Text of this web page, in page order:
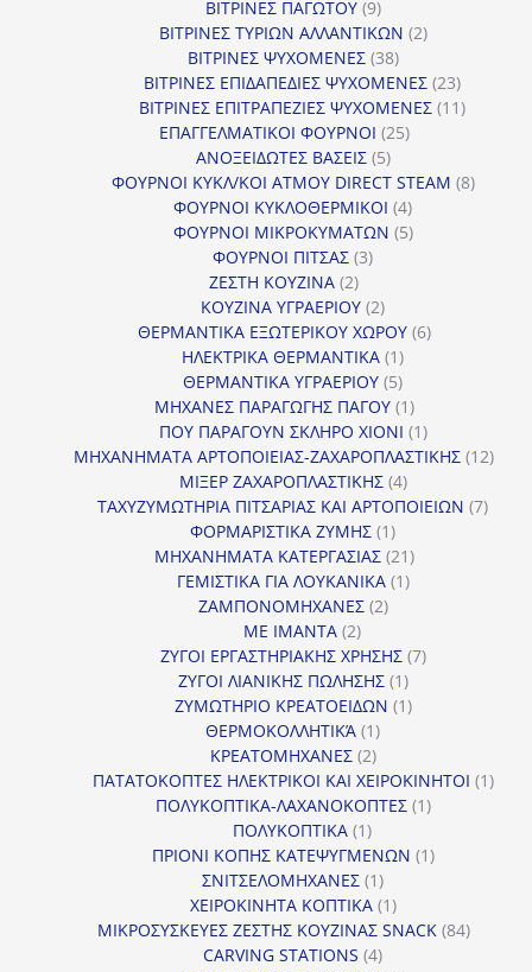
ΒΙΤΡΙΝΕΣ ΠΑΓΩΤΟΥ 99
προϊόντα
ΒΙΤΡΙΝΕΣ ΤΥΡΙΩΝ ΑΛΛΑΝΤΙΚΩΝ 22
ΒΙΤΡΙΝΕΣ ΨΥΧΟΜΕΝΕΣ 3838
προϊόντα
ΒΙΤΡΙΝΕΣ ΕΠΙΔΑΠΕΔΙΕΣ ΨΥΧΟΜΕΝΕΣ 2323
προϊόντα
ΒΙΤΡΙΝΕΣ ΕΠΙΤΡΑΠΕΖΙΕΣ ΨΥΧΟΜΕΝΕΣ 1111
ΕΠΑΓΓΕΛΜΑΤΙΚΟΙ ΦΟΥΡΝΟΙ 2525
ΑΝΟΞΕΙΔΩΤΕΣ ΒΑΣΕΙΣ 55
προϊόντα
ΦΟΥΡΝΟΙ ΚΥΚΛ/ΚΟΙ ΑΤΜΟΥ DIRECT STEAM 88
ΦΟΥΡΝΟΙ ΚΥΚΛΟΘΕΡΜΙΚΟΙ 44
προϊόντα
ΦΟΥΡΝΟΙ ΜΙΚΡΟΚΥΜΑΤΩΝ 55
ΦΟΥΡΝΟΙ ΠΙΤΣΑΣ 33
ΖΕΣΤΗ ΚΟΥΖΙΝΑ 22
προϊόντα
ΚΟΥΖΙΝΑ ΥΓΡΑΕΡΙΟΥ 22
προϊόντα
ΘΕΡΜΑΝΤΙΚΑ ΕΞΩΤΕΡΙΚΟΥ ΧΩΡΟΥ 66
ΗΛΕΚΤΡΙΚΑ ΘΕΡΜΑΝΤΙΚΑ 11
προϊόν
ΘΕΡΜΑΝΤΙΚΑ ΥΓΡΑΕΡΙΟΥ 55
προϊόντα
ΜΗΧΑΝΕΣ ΠΑΡΑΓΩΓΗΣ ΠΑΓΟΥ 11
προϊόν
ΠΟΥ ΠΑΡΑΓΟΥΝ ΣΚΛΗΡΟ ΧΙΟΝΙ 11
προϊόν
ΜΗΧΑΝΗΜΑΤΑ ΑΡΤΟΠΟΙΕΙΑΣ-ΖΑΧΑΡΟΠΛΑΣΤΙΚΗΣ 1212
ΜΙΞΕΡ ΖΑΧΑΡΟΠΛΑΣΤΙΚΗΣ 44
προϊόντα
ΤΑΧΥΖΥΜΩΤΗΡΙΑ ΠΙΤΣΑΡΙΑΣ ΚΑΙ ΑΡΤΟΠΟΙΕΙΩΝ 77
ΦΟΡΜΑΡΙΣΤΙΚΑ ΖΥΜΗΣ 11
προϊόν
ΜΗΧΑΝΗΜΑΤΑ ΚΑΤΕΡΓΑΣΙΑΣ 2121
προϊόντα
ΓΕΜΙΣΤΙΚΑ ΓΙΑ ΛΟΥΚΑΝΙΚΑ 11
ΖΑΜΠΟΝΟΜΗΧΑΝΕΣ 22
ΜΕ ΙΜΑΝΤΑ 22
προϊόντα
ΖΥΓΟΙ ΕΡΓΑΣΤΗΡΙΑΚΗΣ ΧΡΗΣΗΣ 77
ΖΥΓΟΙ ΛΙΑΝΙΚΗΣ ΠΩΛΗΣΗΣ 11
προϊόν
ΖΥΜΩΤΗΡΙΟ ΚΡΕΑΤΟΕΙΔΩΝ 11
ΘΕΡΜΟΚΟΛΛΗΤΙΚΆ 11
προϊόν
ΚΡΕΑΤΟΜΗΧΑΝΕΣ 22
προϊόντα
ΠΑΤΑΤΟΚΟΠΤΕΣ ΗΛΕΚΤΡΙΚΟΙ ΚΑΙ ΧΕΙΡΟΚΙΝΗΤΟΙ 11
ΠΟΛΥΚΟΠΤΙΚΑ-ΛΑΧΑΝΟΚΟΠΤΕΣ 11
ΠΟΛΥΚΟΠΤΙΚΑ 11
προϊόν
ΠΡΙΟΝΙ ΚΟΠΗΣ ΚΑΤΕΨΥΓΜΕΝΩΝ 11
ΣΝΙΤΣΕΛΟΜΗΧΑΝΕΣ 11
προϊόν
ΧΕΙΡΟΚΙΝΗΤΑ ΚΟΠΤΙΚΑ 11
προϊόν
ΜΙΚΡΟΣΥΣΚΕΥΕΣ ΖΕΣΤΗΣ ΚΟΥΖΙΝΑΣ SNACK 8484
CARVING STATIONS 44